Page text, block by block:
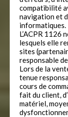
compatibilité
navigation et
informatiques.
L’ACPR 1126
lesquels elle
sites
responsable
Lors de la
tenue
cours de
fait du client,
matériel,